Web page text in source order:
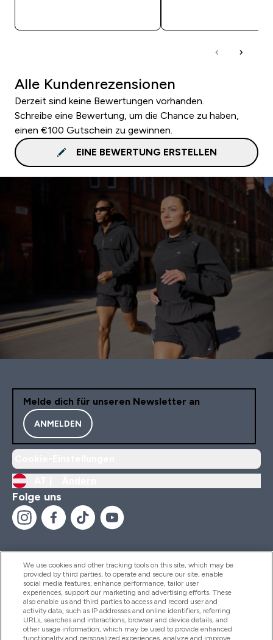
Alle Kundenrezensionen
Derzeit sind keine Bewertungen vorhanden.
Schreibe eine Bewertung, um die Chance zu haben,
einen €100 Gutschein zu gewinnen.
EINE BEWERTUNG ERSTELLEN
Melde dich für unseren Newsletter an
ANMELDEN
Folge uns
Hilfe Und Informationen
Produkte
We use cookies and other tracking tools on this site, which may be
provided by third parties, to operate and secure our site, enable
social media features, enhance performance, tailor user
experiences, support our marketing and advertising efforts. These
also enable us and third parties to access and record user and
activity data, such as IP addresses and online identifiers, referring
URLs, searches and interactions, browser and device details, and
other usage information, which may be used to provide enhanced
functionality and personalized experiences, analyze and improve